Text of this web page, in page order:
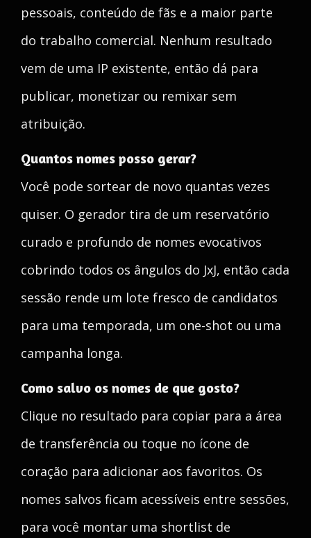
pessoais, conteúdo de fãs e a maior parte
do trabalho comercial. Nenhum resultado
vem de uma IP existente, então dá para
publicar, monetizar ou remixar sem
atribuição.
Quantos nomes posso gerar?
Você pode sortear de novo quantas vezes
quiser. O gerador tira de um reservatório
curado e profundo de nomes evocativos
cobrindo todos os ângulos do JxJ, então cada
sessão rende um lote fresco de candidatos
para uma temporada, um one-shot ou uma
campanha longa.
Como salvo os nomes de que gosto?
Clique no resultado para copiar para a área
de transferência ou toque no ícone de
coração para adicionar aos favoritos. Os
nomes salvos ficam acessíveis entre sessões,
para você montar uma shortlist de